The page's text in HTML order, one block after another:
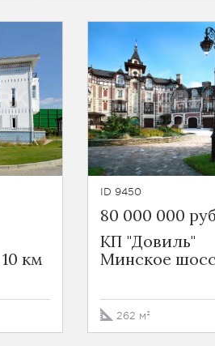
км
ID 9450
80 000 000 руб
КП "Довиль"
Минское
262 м²